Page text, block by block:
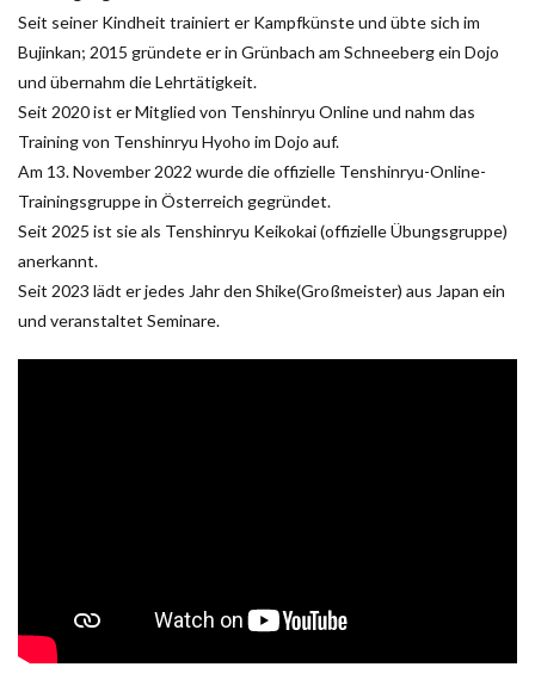
Seit seiner Kindheit trainiert er Kampfkünste und übte sich im
Bujinkan; 2015 gründete er in Grünbach am Schneeberg ein Dojo
und übernahm die Lehrtätigkeit.
Seit 2020 ist er Mitglied von Tenshinryu Online und nahm das
Training von Tenshinryu Hyoho im Dojo auf.
Am 13. November 2022 wurde die offizielle Tenshinryu-Online-
Trainingsgruppe in Österreich gegründet.
Seit 2025 ist sie als Tenshinryu Keikokai (offizielle Übungsgruppe)
anerkannt.
Seit 2023 lädt er jedes Jahr den Shike(Großmeister) aus Japan ein
und veranstaltet Seminare.